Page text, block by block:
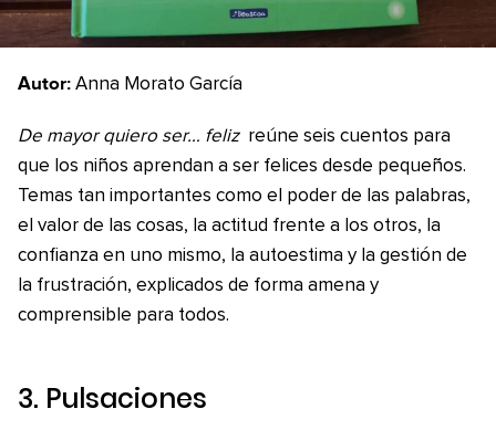
Autor: Anna Morato García
De mayor quiero ser… feliz reúne seis cuentos para
que los niños aprendan a ser felices desde pequeños.
Temas tan importantes como el poder de las palabras,
el valor de las cosas, la actitud frente a los otros, la
confianza en uno mismo, la autoestima y la gestión de
la frustración, explicados de forma amena y
comprensible para todos.
3. Pulsaciones